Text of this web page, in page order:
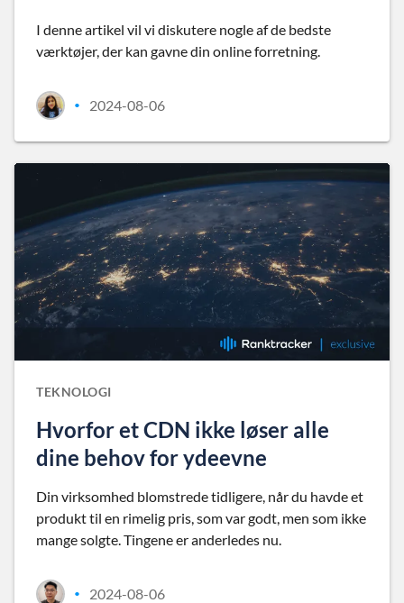
I denne artikel vil vi diskutere nogle af de bedste
værktøjer, der kan gavne din online forretning.
• 2024-08-06
TEKNOLOGI
Hvorfor et CDN ikke løser alle
dine behov for ydeevne
Din virksomhed blomstrede tidligere, når du havde et
produkt til en rimelig pris, som var godt, men som ikke
mange solgte. Tingene er anderledes nu.
• 2024-08-06